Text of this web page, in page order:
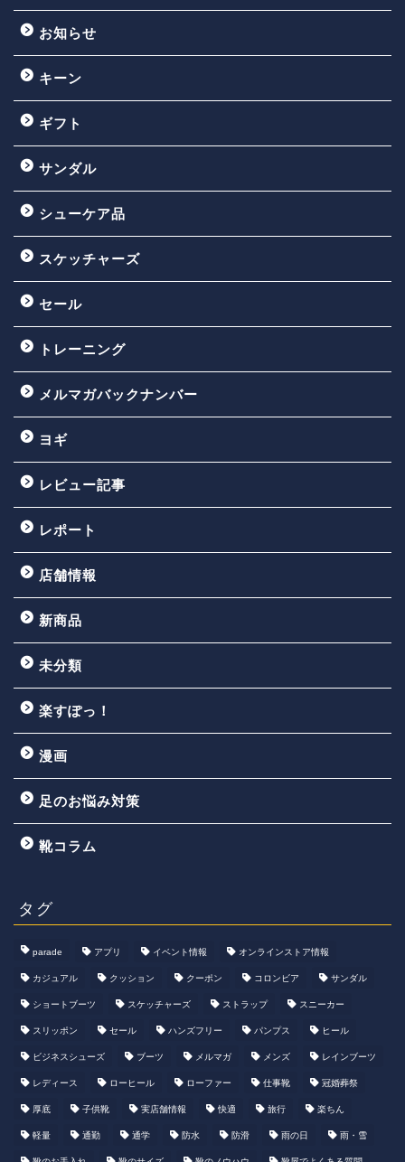
お知らせ
キーン
ギフト
サンダル
シューケア品
スケッチャーズ
セール
トレーニング
メルマガバックナンバー
ヨギ
レビュー記事
レポート
店舗情報
新商品
未分類
楽すぽっ！
漫画
足のお悩み対策
靴コラム
タグ
parade アプリ イベント情報 オンラインストア情報
カジュアル クッション クーポン コロンビア サンダル
ショートブーツ スケッチャーズ ストラップ スニーカー
スリッポン セール ハンズフリー パンプス ヒール
ビジネスシューズ ブーツ メルマガ メンズ レインブーツ
レディース ローヒール ローファー 仕事靴 冠婚葬祭
厚底 子供靴 実店舗情報 快適 旅行 楽ちん
軽量 通勤 通学 防水 防滑 雨の日 雨・雪